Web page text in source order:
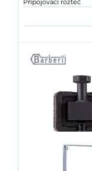
Připojovací rozteč